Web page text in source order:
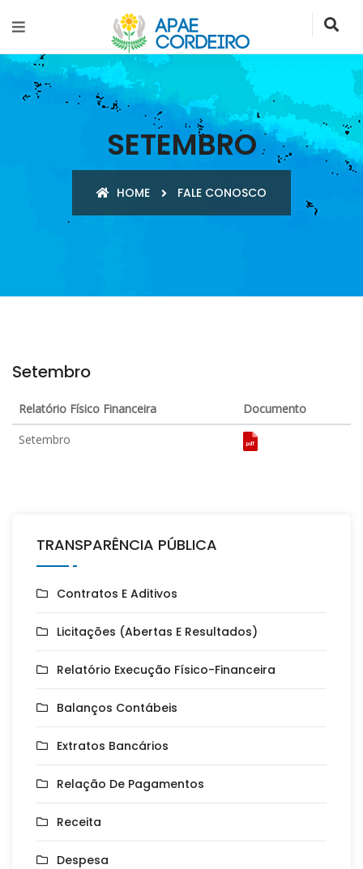
SETEMBRO
HOME FALE CONOSCO
Setembro
Relatório Físico Financeira
Documento
Setembro
TRANSPARÊNCIA PÚBLICA
Contratos E Aditivos
Licitações (Abertas E Resultados)
Relatório Execução Físico-Financeira
Balanços Contábeis
Extratos Bancários
Relação De Pagamentos
Receita
Despesa